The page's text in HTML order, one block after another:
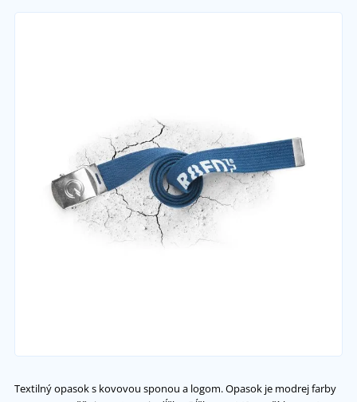
Textilný opasok s kovovou sponou a logom. Opasok je modrej farby